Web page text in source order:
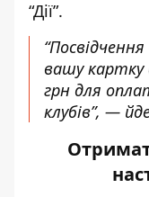
“Дії”.
“Посвідчення
вашу
грн для
клубів”, —